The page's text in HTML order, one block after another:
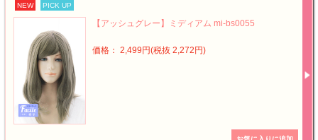
NEW PICK UP
【アッシュグレー】ミディアム mi-bs0055
価格： 2,499円(税抜 2,272円)